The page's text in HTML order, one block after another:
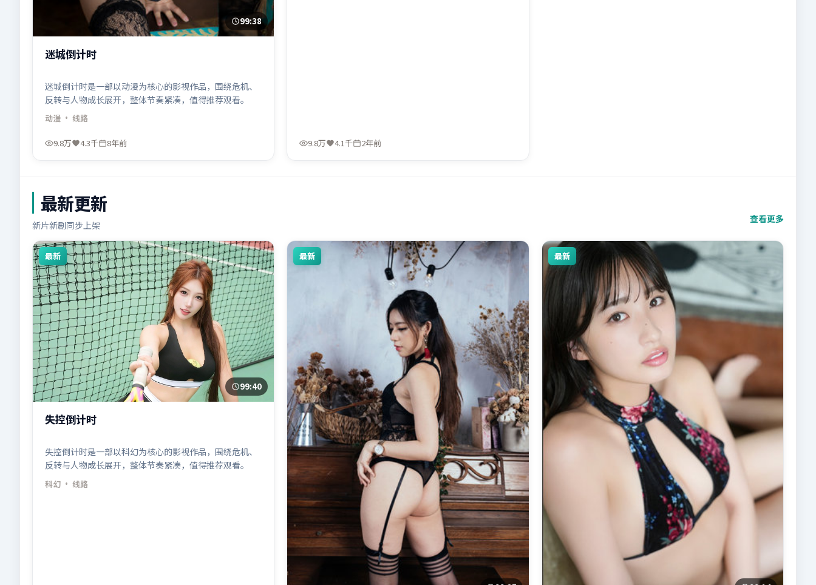
99:38
迷城倒计时
迷城倒计时是一部以动漫为核心的影视作品，围绕危机、
反转与人物成长展开，整体节奏紧凑，值得推荐观看。
动漫 · 线路
9.8万 4.3千 8年前 9.8万 4.1千 2年前
最新更新
新片新剧同步上架
查看更多
最新
99:40
失控倒计时
失控倒计时是一部以科幻为核心的影视作品，围绕危机、
反转与人物成长展开，整体节奏紧凑，值得推荐观看。
科幻 · 线路
最新 最新